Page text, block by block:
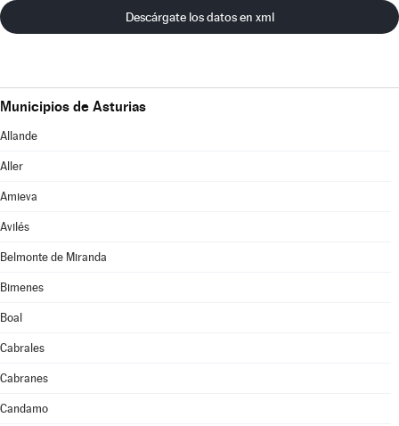
Descárgate los datos en xml
Municipios de Asturias
Allande
Aller
Amieva
Avilés
Belmonte de Miranda
Bimenes
Boal
Cabrales
Cabranes
Candamo